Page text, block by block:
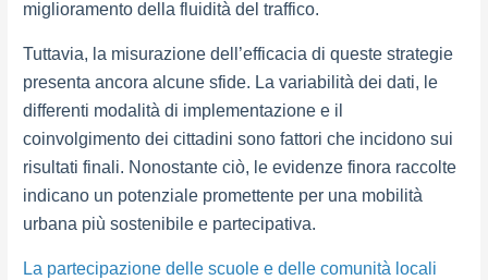
miglioramento della fluidità del traffico.
Tuttavia, la misurazione dell’efficacia di queste strategie
presenta ancora alcune sfide. La variabilità dei dati, le
differenti modalità di implementazione e il
coinvolgimento dei cittadini sono fattori che incidono sui
risultati finali. Nonostante ciò, le evidenze finora raccolte
indicano un potenziale promettente per una mobilità
urbana più sostenibile e partecipativa.
La partecipazione delle scuole e delle comunità locali